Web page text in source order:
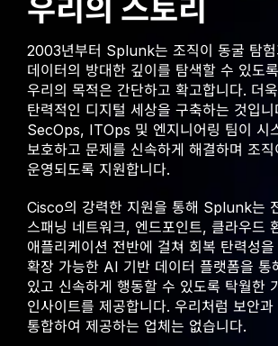
우리의 스토리
2003년부터 Splunk는 조직이 동굴 탐험
데이터의 방대한 깊이를 탐색할 수 있도
우리의 목적은 간단하고 확고합니다. 더
탄력적인 디지털 세상을 구축하는 것입
SecOps, ITOps 및 엔지니어링 팀이 시
보호하고 문제를 신속하게 해결하며 조직
운영되도록 지원합니다.
Cisco의 강력한 지원을 통해 Splunk는
스패닝 네트워크, 엔드포인트, 클라우드
애플리케이션 전반에 걸쳐 회복 탄력성
확장 가능한 AI 기반 데이터 플랫폼을 통
있고 신속하게 행동할 수 있도록 탁월한
인사이트를 제공합니다. 우리처럼 보안
통합하여 제공하는 업체는 없습니다.